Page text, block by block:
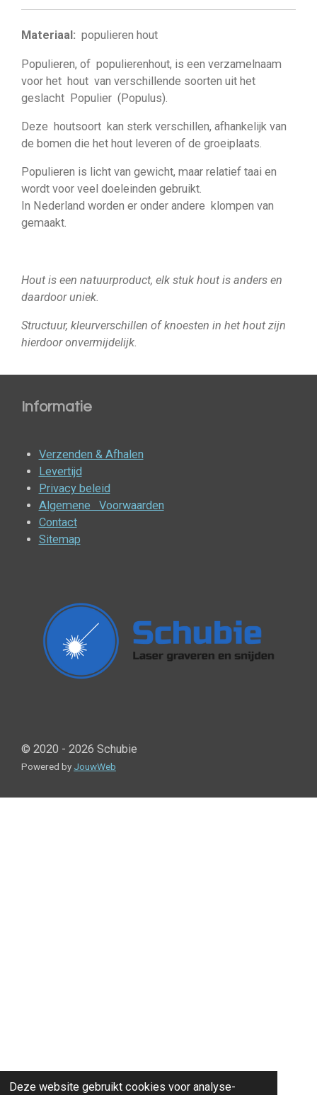
Deze website gebruikt cookies voor analyse-
Materiaal: populieren hout
Populieren, of populierenhout, is een verzamelnaam
voor het hout van verschillende soorten uit het
geslacht Populier (Populus).
Deze houtsoort kan sterk verschillen, afhankelijk van
de bomen die het hout leveren of de groeiplaats.
Populieren is licht van gewicht, maar relatief taai en
wordt voor veel doeleinden gebruikt.
In Nederland worden er onder andere klompen van
gemaakt.
Hout is een natuurproduct, elk stuk hout is anders en
daardoor uniek.
Structuur, kleurverschillen of knoesten in het hout zijn
hierdoor onvermijdelijk.
Informatie
Verzenden & Afhalen
Levertijd
Privacy beleid
Algemene Voorwaarden
Contact
Sitemap
© 2020 - 2026 Schubie
Powered by JouwWeb